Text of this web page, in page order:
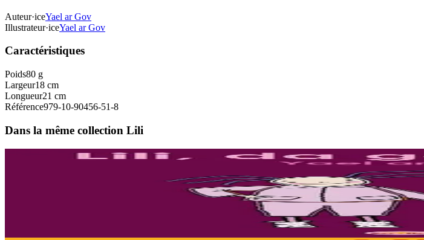
Auteur·iceYael ar Gov
Illustrateur·iceYael ar Gov
Caractéristiques
Poids80 g
Largeur18 cm
Longueur21 cm
Référence979-10-90456-51-8
Dans la même collection Lili
Où est Lili ? Que fait-elle ? Elle n'est pas dans son lit ! Au dodo, Lili ! Il est grand temps !